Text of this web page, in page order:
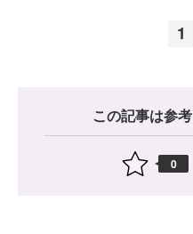
1
この記事は参
0